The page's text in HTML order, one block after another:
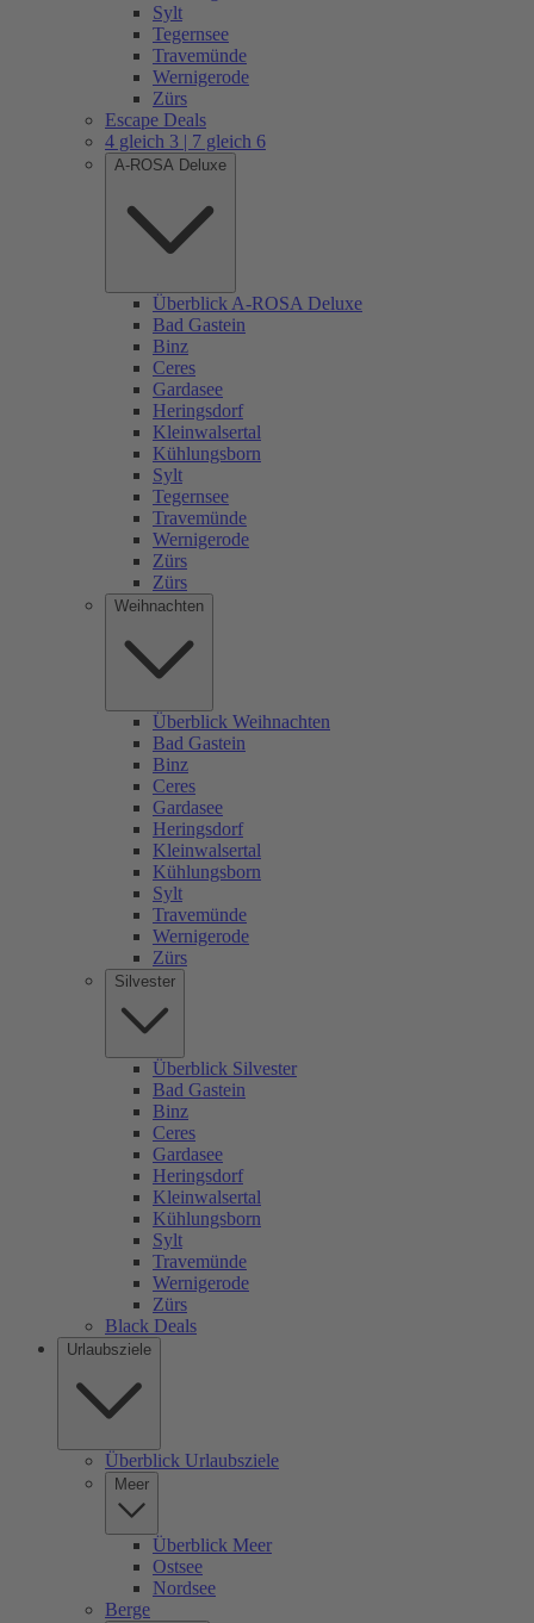
Sylt
Tegernsee
Travemünde
Wernigerode
Zürs
Escape Deals
4 gleich 3 | 7 gleich 6
A-ROSA Deluxe
Überblick A-ROSA Deluxe
Bad Gastein
Binz
Ceres
Gardasee
Heringsdorf
Kleinwalsertal
Kühlungsborn
Sylt
Tegernsee
Travemünde
Wernigerode
Zürs
Zürs
Weihnachten
Überblick Weihnachten
Bad Gastein
Binz
Ceres
Gardasee
Heringsdorf
Kleinwalsertal
Kühlungsborn
Sylt
Travemünde
Wernigerode
Zürs
Silvester
Überblick Silvester
Bad Gastein
Binz
Ceres
Gardasee
Heringsdorf
Kleinwalsertal
Kühlungsborn
Sylt
Travemünde
Wernigerode
Zürs
Black Deals
Urlaubsziele
Überblick Urlaubsziele
Meer
Überblick Meer
Ostsee
Nordsee
Berge